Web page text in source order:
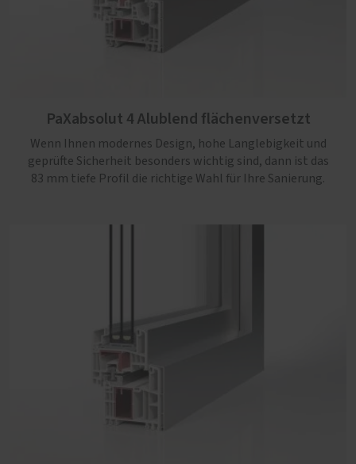
PaXabsolut 4 Alublend flächenversetzt
Wenn Ihnen modernes Design, hohe Langlebigkeit und
geprüfte Sicherheit besonders wichtig sind, dann ist das
83 mm tiefe Profil die richtige Wahl für Ihre Sanierung.
PaXabsolut 4 Alublend flächenbündig
Ein robustes Profil mit sehr guter Wärmedämmung,